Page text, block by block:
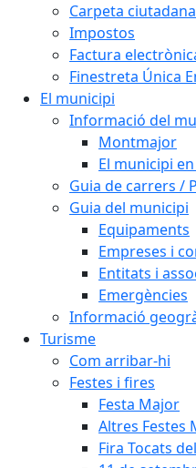
Carpeta ciutadana
Impostos
Factura
Finestreta Única
El municipi
Informació del
Montmajor
El municipi
Guia de carrers /
Guia del municipi
Equipaments
Empreses i
Entitats i
Emergències
Informació
Turisme
Com arribar-hi
Festes i fires
Festa Major
Altres Festes
Fira Tocats